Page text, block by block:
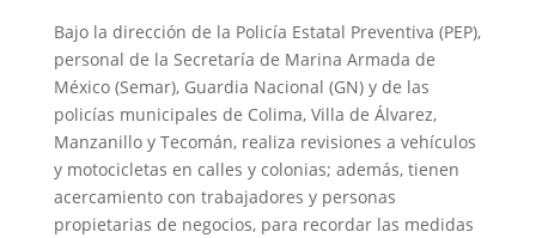
Bajo la dirección de la Policía Estatal Preventiva (PEP),
personal de la Secretaría de Marina Armada de
México (Semar), Guardia Nacional (GN) y de las
policías municipales de Colima, Villa de Álvarez,
Manzanillo y Tecomán, realiza revisiones a vehículos
y motocicletas en calles y colonias; además, tienen
acercamiento con trabajadores y personas
propietarias de negocios, para recordar las medidas